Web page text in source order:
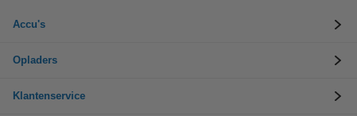
Accu's
Opladers
Klantenservice